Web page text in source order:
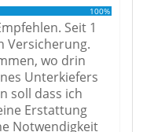
100%
Seit 1
Versicherung.
wo drin
Unterkiefers
soll dass ich
Erstattung
Notwendigkeit